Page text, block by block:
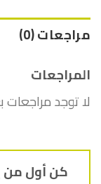
مراجعات (0)
المراجعات
لا توجد مراجعات
كن أول من